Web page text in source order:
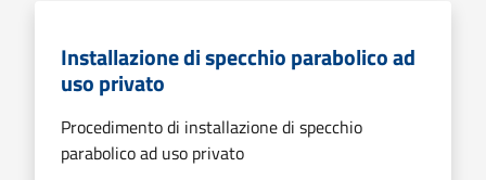
Installazione di specchio parabolico ad
uso privato
Procedimento di installazione di specchio
parabolico ad uso privato